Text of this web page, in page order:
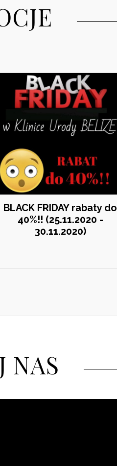
BLACK FRIDAY rabaty do
40%!! (25.11.2020 -
30.11.2020)
NAS